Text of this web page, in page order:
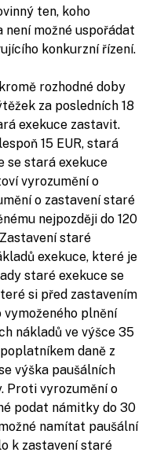
ten, koho
možné uspořádat
konkurzní řízení.
rozhodné doby
za posledních 18
exekuce zastavit.
15 EUR, stará
se stará exekuce
vyrozumění o
o zastavení staré
nejpozději do 120
staré
exekuce, které je
staré exekuce se
si před zastavením
plnění
nákladů ve výšce 35
daně z
výška paušálních
Proti vyrozumění o
podat námitky do 30
namítat paušální
k zastavení staré